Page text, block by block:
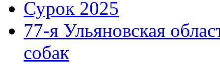
Сурок 2025
77-я Ульяновская
собак